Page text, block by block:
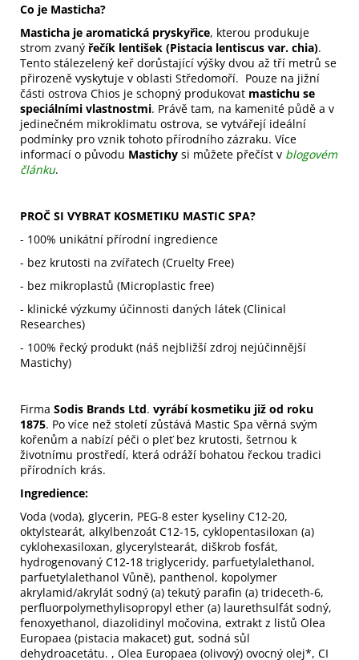
Co je Masticha?
Masticha je aromatická pryskyřice, kterou produkuje
strom zvaný řečík lentišek (Pistacia lentiscus var. chia).
Tento stálezelený keř dorůstající výšky dvou až tří metrů se
přirozeně vyskytuje v oblasti Středomoří. Pouze na jižní
části ostrova Chios je schopný produkovat mastichu se
speciálními vlastnostmi. Právě tam, na kamenité půdě a v
jedinečném mikroklimatu ostrova, se vytvářejí ideální
podmínky pro vznik tohoto přírodního zázraku. Více
informací o původu Mastichy si můžete přečíst v blogovém
článku.
PROČ SI VYBRAT KOSMETIKU MASTIC SPA?
- 100% unikátní přírodní ingredience
- bez krutosti na zvířatech (Cruelty Free)
- bez mikroplastů (Microplastic free)
- klinické výzkumy účinnosti daných látek (Clinical
Researches)
- 100% řecký produkt (náš nejbližší zdroj nejúčinnější
Mastichy)
Firma Sodis Brands Ltd. vyrábí kosmetiku již od roku
1875. Po více než století zůstává Mastic Spa věrná svým
kořenům a nabízí péči o pleť bez krutosti, šetrnou k
životnímu prostředí, která odráží bohatou řeckou tradici
přírodních krás.
Ingredience:
Voda (voda), glycerin, PEG-8 ester kyseliny C12-20,
oktylstearát, alkylbenzoát C12-15, cyklopentasiloxan (a)
cyklohexasiloxan, glycerylstearát, diškrob fosfát,
hydrogenovaný C12-18 triglyceridy, parfuetylalethanol,
parfuetylalethanol Vůně), panthenol, kopolymer
akrylamid/akrylát sodný (a) tekutý parafin (a) trideceth-6,
perfluorpolymethylisopropyl ether (a) laurethsulfát sodný,
fenoxyethanol, diazolidinyl močovina, extrakt z listů Olea
Europaea (pistacia makacet) gut, sodná sůl
dehydroacetátu. , Olea Europaea (olivový) ovocný olej*, CI